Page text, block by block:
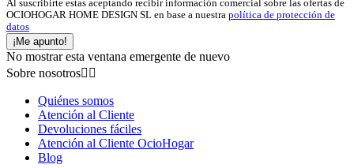
Al suscribirte estas aceptando recibir información comercial sobre las ofertas de
OCIOHOGAR HOME DESIGN SL en base a nuestra política de protección de
datos
¡Me apunto!
No mostrar esta ventana emergente de nuevo
Sobre nosotros 
Quiénes somos
Atención al Cliente
Devoluciones fáciles
Atención al Cliente OcioHogar
Blog